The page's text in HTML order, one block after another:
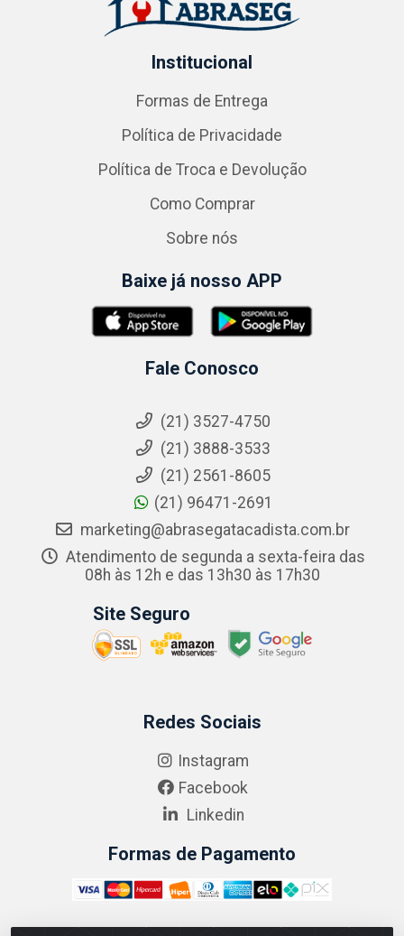
Institucional
Formas de Entrega
Política de Privacidade
Política de Troca e Devolução
Como Comprar
Sobre nós
Baixe já nosso APP
Fale Conosco
(21) 3527-4750
(21) 3888-3533
(21) 2561-8605
(21) 96471-2691
marketing@abrasegatacadista.com.br
Atendimento de segunda a sexta-feira das
08h às 12h e das 13h30 às 17h30
Site Seguro
Redes Sociais
Instagram
Facebook
Linkedin
Formas de Pagamento